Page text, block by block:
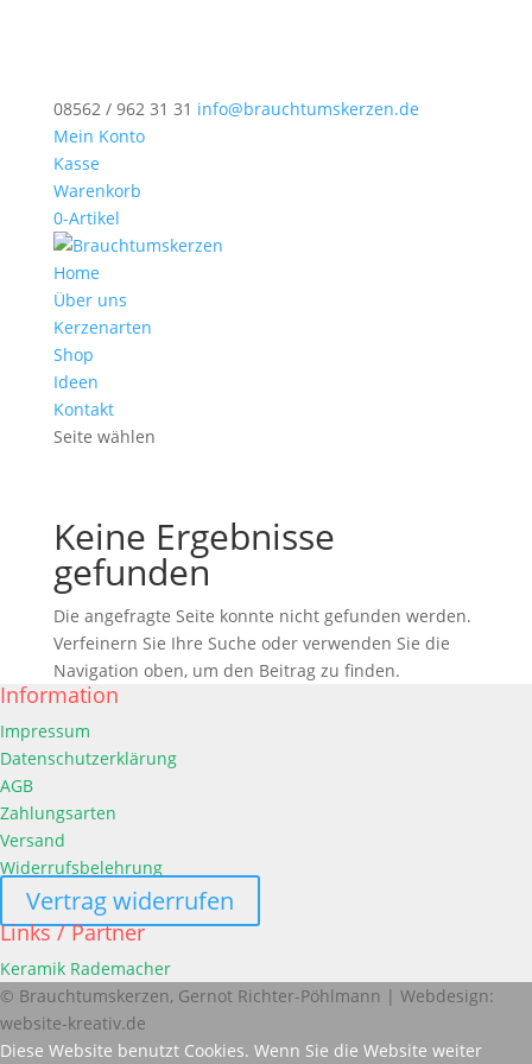
08562 / 962 31 31 info@brauchtumskerzen.de
Mein Konto
Kasse
Warenkorb
0-Artikel
Home
Über uns
Kerzenarten
Shop
Ideen
Kontakt
Seite wählen
Keine Ergebnisse
gefunden
Die angefragte Seite konnte nicht gefunden werden.
Verfeinern Sie Ihre Suche oder verwenden Sie die
Navigation oben, um den Beitrag zu finden.
Information
Impressum
Datenschutzerklärung
AGB
Zahlungsarten
Versand
Widerrufsbelehrung
Vertrag widerrufen
Links / Partner
Keramik Rademacher
© Brauchtumskerzen, Gernot Richter-Pöhlmann | Webdesign:
website-kreativ.de
Diese Website benutzt Cookies. Wenn Sie die Website weiter